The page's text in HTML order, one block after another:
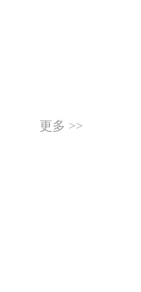
更多 >>